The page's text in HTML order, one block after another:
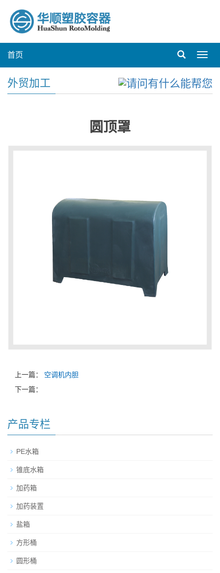
首页
外贸加工
圆顶罩
上一篇：
空调机内胆
下一篇：
产品专栏
PE水箱
锥底水箱
加药箱
加药装置
盐箱
方形桶
圆形桶